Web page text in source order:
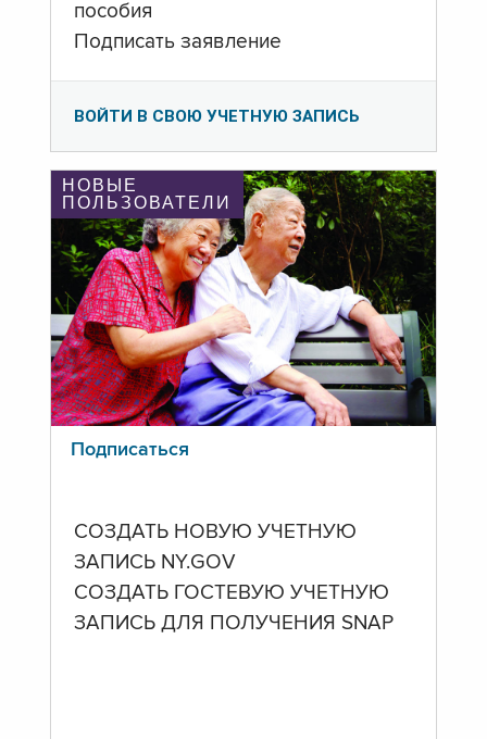
пособия
Подписать заявление
ВОЙТИ В СВОЮ УЧЕТНУЮ ЗАПИСЬ
НОВЫЕ
ПОЛЬЗОВАТЕЛИ
Подписаться
СОЗДАТЬ НОВУЮ УЧЕТНУЮ
ЗАПИСЬ NY.GOV
СОЗДАТЬ ГОСТЕВУЮ УЧЕТНУЮ
ЗАПИСЬ ДЛЯ ПОЛУЧЕНИЯ SNAP